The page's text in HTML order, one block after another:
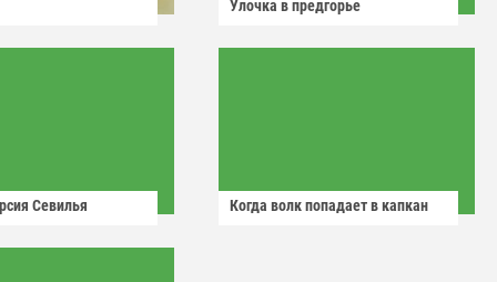
Улочка в предгорье
Севилья Когда волк попадает в капкан